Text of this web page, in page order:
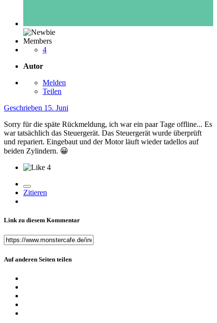
Members
4
Autor
Melden
Teilen
Geschrieben 15. Juni
Sorry für die späte Rückmeldung, ich war ein paar Tage offline... Es
war tatsächlich das Steuergerät. Das Steuergerät wurde überprüft
und repariert. Eingebaut und der Motor läuft wieder tadellos auf
beiden Zylindern. 😀
4
Zitieren
Link zu diesem Kommentar
Auf anderen Seiten teilen